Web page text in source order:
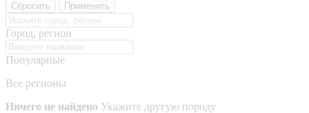
Сбросить Применить
Город, регион
Популярные
Все регионы
Ничего не найдено Укажите другую породу